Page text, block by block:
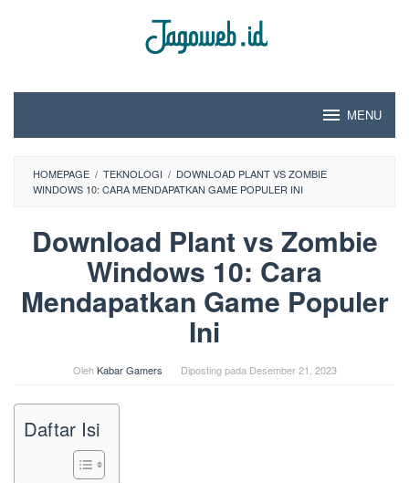
MENU
HOMEPAGE / TEKNOLOGI / DOWNLOAD PLANT VS ZOMBIE
WINDOWS 10: CARA MENDAPATKAN GAME POPULER INI
Download Plant vs Zombie
Windows 10: Cara
Mendapatkan Game Populer
Ini
OlehKabar Gamers Diposting pada Desember 21, 2023
Daftar Isi